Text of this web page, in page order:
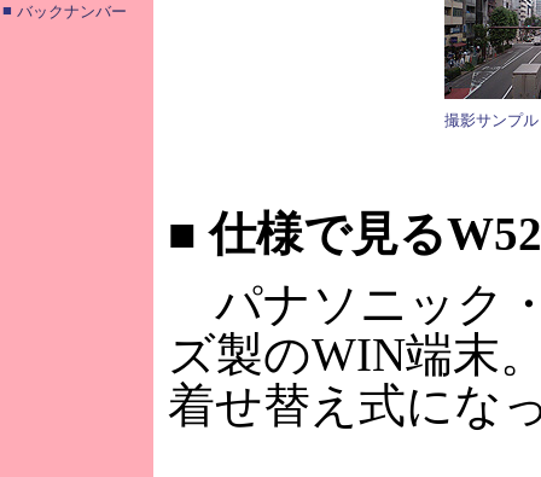
■ バックナンバー
撮影サンプル
■ 仕様で見る
パナソニック
ズ製のWIN端末
着せ替え式にな